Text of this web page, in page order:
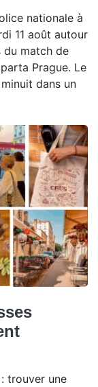
nationale à
11 août autour
du match de
Prague. Le
dans un
trouver une